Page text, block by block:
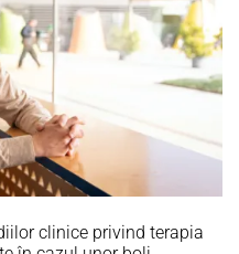
clinice privind terapia